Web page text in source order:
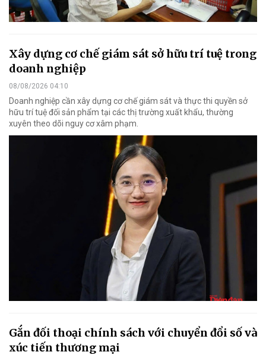
Xây dựng cơ chế giám sát sở hữu trí tuệ trong
doanh nghiệp
08/08/2026 04:10
Doanh nghiệp cần xây dựng cơ chế giám sát và thực thi quyền sở
hữu trí tuệ đối sản phẩm tại các thị trường xuất khẩu, thường
xuyên theo dõi nguy cơ xâm phạm.
Gắn đối thoại chính sách với chuyển đổi số và
xúc tiến thương mại